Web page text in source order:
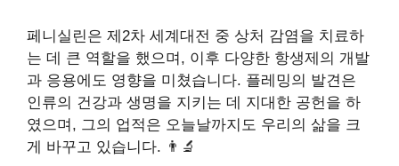
페니실린은 제2차 세계대전 중 상처 감염을 치료하
는 데 큰 역할을 했으며, 이후 다양한 항생제의 개발
과 응용에도 영향을 미쳤습니다. 플레밍의 발견은
인류의 건강과 생명을 지키는 데 지대한 공헌을 하
였으며, 그의 업적은 오늘날까지도 우리의 삶을 크
게 바꾸고 있습니다. 👨‍🔬